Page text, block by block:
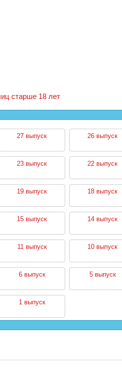
старше 18 лет
27 выпуск 26 выпуск
23 выпуск 22 выпуск
19 выпуск 18 выпуск
15 выпуск 14 выпуск
11 выпуск 10 выпуск
6 выпуск 5 выпуск
1 выпуск